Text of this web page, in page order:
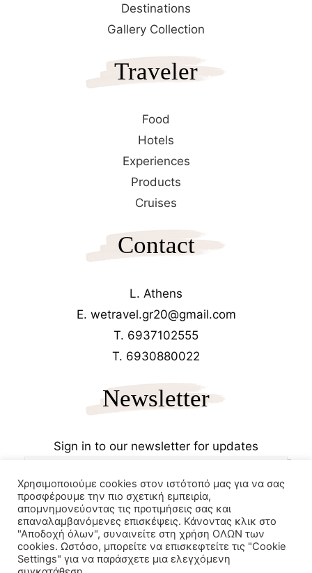
Destinations
Gallery Collection
Traveler
Food
Hotels
Experiences
Products
Cruises
Contact
L. Athens
E. wetravel.gr20@gmail.com
T. 6937102555
T. 6930880022
Newsletter
Sign in to our newsletter for updates
Copyrights 2025Wetravel.gr
Χρησιμοποιούμε cookies στον ιστότοπό μας για να σας
προσφέρουμε την πιο σχετική εμπειρία,
απομνημονεύοντας τις προτιμήσεις σας και
επαναλαμβανόμενες επισκέψεις. Κάνοντας κλικ στο
"Αποδοχή όλων", συναινείτε στη χρήση ΟΛΩΝ των
cookies. Ωστόσο, μπορείτε να επισκεφτείτε τις "Cookie
Settings" για να παράσχετε μια ελεγχόμενη